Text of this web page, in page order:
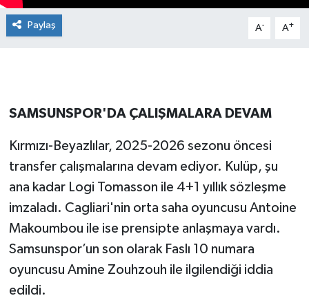
Paylaş A- A+
SAMSUNSPOR'DA ÇALIŞMALARA DEVAM
Kırmızı-Beyazlılar, 2025-2026 sezonu öncesi
transfer çalışmalarına devam ediyor. Kulüp, şu
ana kadar Logi Tomasson ile 4+1 yıllık sözleşme
imzaladı. Cagliari'nin orta saha oyuncusu Antoine
Makoumbou ile ise prensipte anlaşmaya vardı.
Samsunspor’un son olarak Faslı 10 numara
oyuncusu Amine Zouhzouh ile ilgilendiği iddia
edildi.